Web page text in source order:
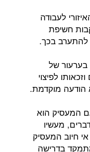
לעבודה
חשיפת
להתערב בכך.
בערעור של
לפיצוי
הודעה מוקדמת.
המעסיק הוא
מעשיו
חיוב המעסיק
בדרישה